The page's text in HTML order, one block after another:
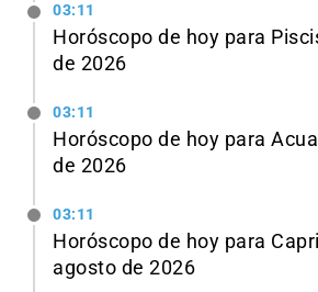
03:11
Horóscopo de hoy para
de 2026
03:11
Horóscopo de hoy para
de 2026
03:11
Horóscopo de hoy para
agosto de 2026